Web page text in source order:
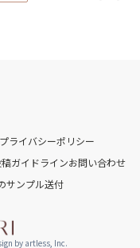
ライバシーポリシー
ガイドラインお問い合わせ
サンプル送付
by artless, Inc.